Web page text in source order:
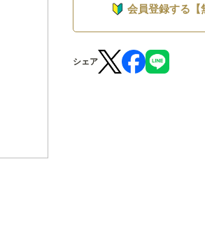
会員登録する【
シェア